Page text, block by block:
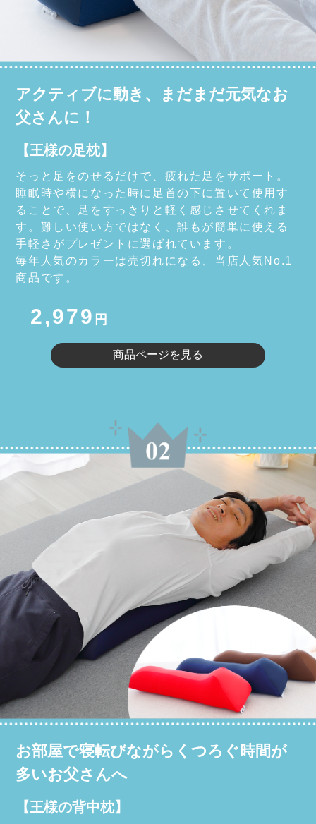
アクティブに動き、まだまだ元気なお
父さんに！
【王様の足枕】
そっと足をのせるだけで、疲れた足をサポート。
睡眠時や横になった時に足首の下に置いて使用す
ることで、足をすっきりと軽く感じさせてくれま
す。難しい使い方ではなく、誰もが簡単に使える
手軽さがプレゼントに選ばれています。
毎年人気のカラーは売切れになる、当店人気No.1
商品です。
2,979 円
商品ページを見る
お部屋で寝転びながらくつろぐ時間が
多いお父さんへ
【王様の背中枕】